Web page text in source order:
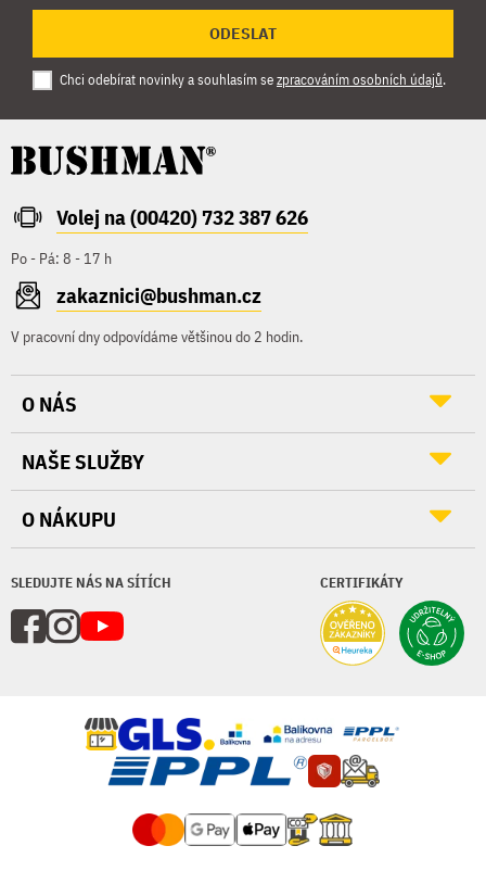
ODESLAT
Chci odebírat novinky a souhlasím sezpracováním osobních údajů.
Volej na (00420) 732 387 626
Po - Pá: 8 - 17 h
zakaznici@bushman.cz
V pracovní dny odpovídáme většinou do 2 hodin.
SLEDUJTE NÁS NA SÍTÍCH CERTIFIKÁTY
O NÁS
NAŠE SLUŽBY
O NÁKUPU